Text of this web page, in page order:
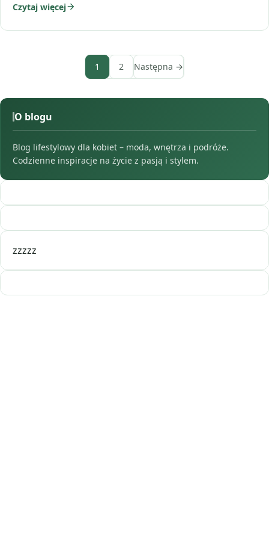
Czytaj więcej
1 2 Następna →
O blogu
Blog lifestylowy dla kobiet – moda, wnętrza i podróże.
Codzienne inspiracje na życie z pasją i stylem.
zzzzz